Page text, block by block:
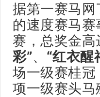
据第一赛马网
的速度赛马
赛，总奖金高
彩”、 “红衣醒
场一级赛桂
项一级赛头马